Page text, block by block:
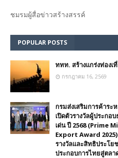
ชมรม​ผู้สื่อข่าวสร้างสรรค์​
POPULAR POSTS
ททท. สร้างแกร่งท่องเ
กรกฎาคม 16, 2569
กรมส่งเสริมการค้าระ
เปิดตัวรางวัลผู้ประกอ
เด่น ปี 2568 (Prime
Export Award 2025)
รางวัลและสิทธิประโย
ประกอบการไทยสู่ตลา